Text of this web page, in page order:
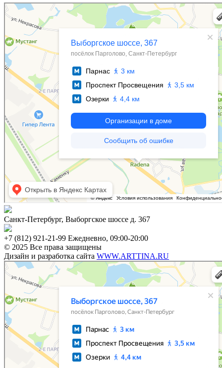
Санкт-Петербург, Выборгское шоссе д. 367
+7 (812) 921-21-99 Ежедневно, 09:00-20:00
© 2025 Все права защищены
Дизайн и разработка сайта WWW.ARTTINA.RU